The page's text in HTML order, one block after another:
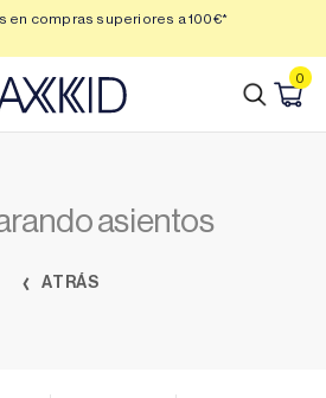
en compras superiores a 100€*
0
asientos
ATRÁS